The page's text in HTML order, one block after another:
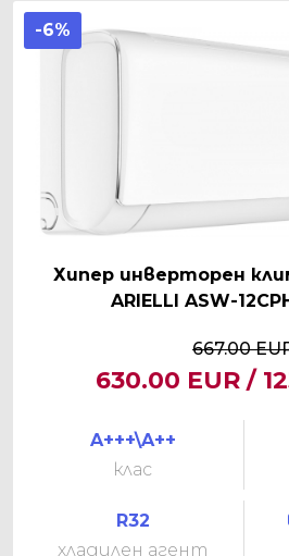
-6%
Хипер инверторен
ARIELLI ASW-
667.00
630.00 EUR /
A+++\A++
клас
R32
хладилен агент